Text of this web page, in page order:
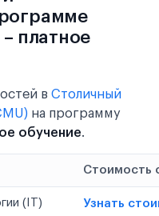
платное
в Столичный
на программу
обучение.
Стоимость
(IT) Узнать